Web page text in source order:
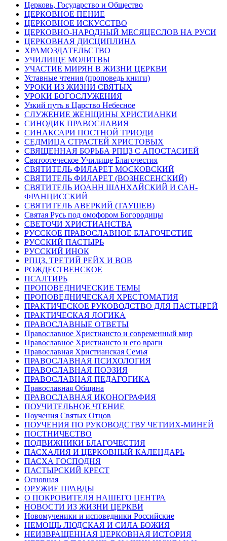
Церковь, Государство и Общество
ЦЕРКОВНОЕ ПЕНИЕ
ЦЕРКОВНОЕ ИСКУССТВО
ЦЕРКОВНО-НАРОДНЫЙ МЕСЯЦЕСЛОВ НА РУСИ
ЦЕРКОВНАЯ ДИСЦИПЛИНА
ХРАМОЗДАТЕЛЬСТВО
УЧИЛИЩЕ МОЛИТВЫ
УЧАСТИЕ МИРЯН В ЖИЗНИ ЦЕРКВИ
Уставные чтения (проповедь книги)
УРОКИ ИЗ ЖИЗНИ СВЯТЫХ
УРОКИ БОГОСЛУЖЕНИЯ
Узкий путь в Царство Небесное
СЛУЖЕНИЕ ЖЕНЩИНЫ ХРИСТИАНКИ
СИНОДИК ПРАВОСЛАВИЯ
СИНАКСАРИ ПОСТНОЙ ТРИОДИ
СЕДМИЦА СТРАСТЕЙ ХРИСТОВЫХ
СВЯЩЕННАЯ БОРЬБА РПЦЗ С АПОСТАСИЕЙ
Святоотеческое Училище Благочестия
СВЯТИТЕЛЬ ФИЛАРЕТ МОСКОВСКИЙ
СВЯТИТЕЛЬ ФИЛАРЕТ (ВОЗНЕСЕНСКИЙ)
СВЯТИТЕЛЬ ИОАНН ШАНХАЙСКИЙ И САН-
ФРАНЦИССКИЙ
СВЯТИТЕЛЬ АВЕРКИЙ (ТАУШЕВ)
Святая Русь под омофором Богородицы
СВЕТОЧИ ХРИСТИАНСТВА
РУССКОЕ ПРАВОСЛАВНОЕ БЛАГОЧЕСТИЕ
РУССКИЙ ПАСТЫРЬ
РУССКИЙ ИНОК
РПЦЗ, ТРЕТИЙ РЕЙХ И ВОВ
РОЖДЕСТВЕНСКОЕ
ПСАЛТИРЬ
ПРОПОВЕДНИЧЕСКИЕ ТЕМЫ
ПРОПОВЕДНИЧЕСКАЯ ХРЕСТОМАТИЯ
ПРАКТИЧЕСКОЕ РУКОВОДСТВО ДЛЯ ПАСТЫРЕЙ
ПРАКТИЧЕСКАЯ ЛОГИКА
ПРАВОСЛАВНЫЕ ОТВЕТЫ
Православное Христиансто и современный мир
Православное Христиансто и его враги
Православная Христианская Семья
ПРАВОСЛАВНАЯ ПСИХОЛОГИЯ
ПРАВОСЛАВНАЯ ПОЭЗИЯ
ПРАВОСЛАВНАЯ ПЕДАГОГИКА
Православная Община
ПРАВОСЛАВНАЯ ИКОНОГРАФИЯ
ПОУЧИТЕЛЬНОЕ ЧТЕНИЕ
Поучения Святых Отцов
ПОУЧЕНИЯ ПО РУКОВОДСТВУ ЧЕТИИХ-МИНЕЙ
ПОСТНИЧЕСТВО
ПОДВИЖНИКИ БЛАГОЧЕСТИЯ
ПАСХАЛИЯ И ЦЕРКОВНЫЙ КАЛЕНДАРЬ
ПАСХА ГОСПОДНЯ
ПАСТЫРСКИЙ КРЕСТ
Основная
ОРУЖИЕ ПРАВДЫ
О ПОКРОВИТЕЛЯ НАШЕГО ЦЕНТРА
НОВОСТИ ИЗ ЖИЗНИ ЦЕРКВИ
Новомученики и исповедники Российские
НЕМОЩЬ ЛЮДСКАЯ И СИЛА БОЖИЯ
НЕИЗВРАЩЕННАЯ ЦЕРКОВНАЯ ИСТОРИЯ